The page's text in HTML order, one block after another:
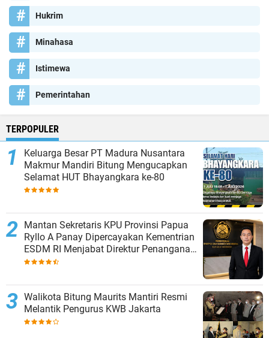
Hukrim
Minahasa
Istimewa
Pemerintahan
TERPOPULER
Keluarga Besar PT Madura Nusantara
Makmur Mandiri Bitung Mengucapkan
Selamat HUT Bhayangkara ke-80
Mantan Sekretaris KPU Provinsi Papua
Ryllo A Panay Dipercayakan Kementrian
ESDM RI Menjabat Direktur Penanganan
Aset Barang Bukti
Walikota Bitung Maurits Mantiri Resmi
Melantik Pengurus KWB Jakarta